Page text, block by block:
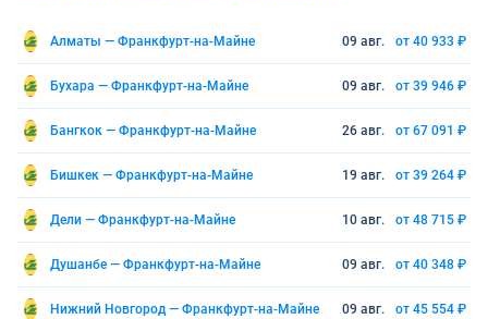
Алматы — Франкфурт-на-Майне 09 авг. от 40 933 ₽
Бухара — Франкфурт-на-Майне 09 авг. от 39 946 ₽
Бангкок — Франкфурт-на-Майне 26 авг. от 67 091 ₽
Бишкек — Франкфурт-на-Майне 19 авг. от 39 264 ₽
Дели — Франкфурт-на-Майне 10 авг. от 48 715 ₽
Душанбе — Франкфурт-на-Майне 09 авг. от 40 348 ₽
Нижний Новгород — Франкфурт-на-Майне 09 авг. от 45 554 ₽